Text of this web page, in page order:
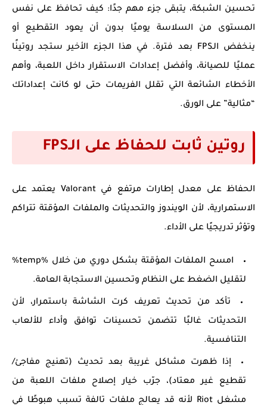
تحسين الشبكة، يتبقى جزء مهم جدًا: كيف تحافظ على نفس
المستوى من السلاسة يوميًا بدون أن يعود التقطيع أو
ينخفض الـFPS بعد فترة. في هذا الجزء الأخير ستجد روتينًا
عمليًا للصيانة، وأفضل إعدادات الاستقرار داخل اللعبة، وأهم
الأخطاء الشائعة التي تقلل الفريمات حتى لو كانت إعداداتك
“مثالية” على الورق.
روتين ثابت للحفاظ على الـFPS
الحفاظ على معدل إطارات مرتفع في Valorant يعتمد على
الاستمرارية، لأن الويندوز والتحديثات والملفات المؤقتة تتراكم
وتؤثر تدريجيًا على الأداء.
امسح الملفات المؤقتة بشكل دوري من خلال %temp%
لتقليل الضغط على النظام وتحسين الاستجابة العامة.
تأكد من تحديث تعريف كرت الشاشة باستمرار، لأن
التحديثات غالبًا تتضمن تحسينات توافق وأداء للألعاب
التنافسية.
إذا ظهرت مشاكل غريبة بعد تحديث (تهنيج مفاجئ/
تقطيع غير معتاد)، جرّب خيار إصلاح ملفات اللعبة من
مشغل Riot لأنه قد يعالج ملفات تالفة تسبب هبوطًا في